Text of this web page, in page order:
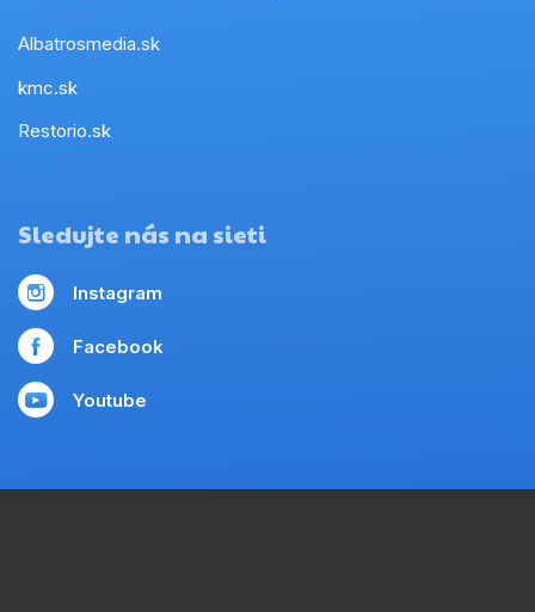
Albatrosmedia.sk
kmc.sk
Restorio.sk
Sledujte nás na sieti
Instagram
Facebook
Youtube